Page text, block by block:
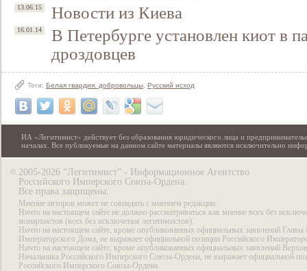
13.06.15 Новости из Киева
16.01.14
В Петербурге установлен киот в
дроздовцев
Теги: Белая гвардия. добровольцы Русский исход
ИА «Легитимист» действует без образования юридического лица и
началах. Все публикуемые на данном сайте материалы являются исключительно
© 2005-2026 “Легитимист” - Информационное Агентство
Российского Имперского Союза-Ордена.
Все права защищены.
Мнение авторов может не совпадать с мнением редакции.
Ничто на настоящем сайте не должно рассматриваться как мнение всех без
монархистов (всех без исключения легитимистов).
Ничто на настоящем сайте, кроме опубликованных официальных заявлений Главы
Императорского Дома, не выражает официальной позиции Российского
Ничто на настоящем сайте, кроме опубликованных официальных заявлений
Начальника Российского Имперского Союза-Ордена, не выражает официальной
Российского Имперского Союза-Ордена.